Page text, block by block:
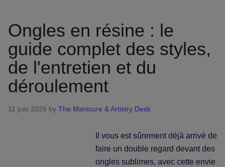
leur
grand
retour
(encore
une
Ongles en résine : le
guide complet des styles,
de l'entretien et du
déroulement
11 juin 2026 by The Manicure & Artistry Desk
Il vous est sûrement déjà arrivé de
faire un double regard devant des
ongles sublimes, avec cette envie